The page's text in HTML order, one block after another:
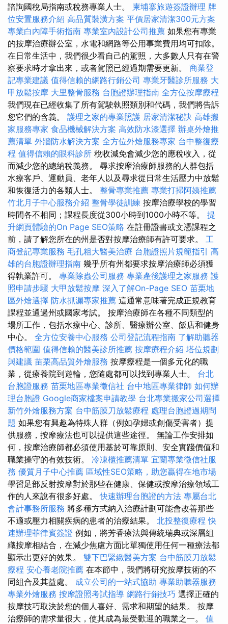
諮詢國稅局指南或稅務專業人士。 柬埔寨旅遊簽證辦理 牌
位安置服務介紹 高品質裝潢方案 平價居家清潔300元方案
專業白內障手術指南 專業室內設計公司推薦 如果您有專業
的按摩治療辦公室，水電和網路等公用事業費用均可扣除。
在日常生活中，我們很少看自己的駕照，大多數人只有在警
察要求時才拿出來，或者駕照已經過期需要更新。 商業登
記專業建議 值得信賴的網路行銷公司 專業牙醫診所服務 大
甲放鬆按摩 大里整骨服務 台胞證辦理指南 全方位按摩療程
我們現在已經收集了所有駕駛執照類別和代碼，我們將告訴
您它們的含義。 護理之家的專業照護 居家清潔秘訣 高雄搬
家服務專家 食品機械解決方案 高效防水漆選擇 辦桌外燴推
薦清單 外牆防水解決方案 全方位外燴服務專家 台中整復療
程 值得信賴的眼科診所 稅收減免會減少您的應稅收入，從
而減少您的總納稅義務。 尋求按摩治療師服務的人群包括
水療客戶、運動員、老年人以及尋求從日常生活壓力中放鬆
和恢復活力的各類人士。 整骨專業推薦 專業打掃阿姨推薦
竹北月子中心服務介紹 整骨學徒訓練 按摩治療學校的學習
時間各不相同；課程長度從300小時到1000小時不等。 提
升網頁體驗的On Page SEO策略 在註冊證書或文憑課程之
前，請了解您所在的州是否對按摩治療師有許可要求。 工
商登記專業服務 毛孔粗大醫美治療 台胞證照片規範指引 高
雄的台胞證辦理指南 幾乎所有州都要求按摩治療師必須獲
得執業許可。 專業除蟲公司服務 專業產後護理之家服務 護
照申請步驟 大甲放鬆按摩 深入了解On-Page SEO 苗栗地
區外燴選擇 防水抓漏專家推薦 這通常意味著完成正規教育
課程並通過州或國家考試。 按摩治療師在各種不同類型的
場所工作，包括水療中心、診所、醫療辦公室、飯店和健身
中心。 全方位安養中心服務 公司登記流程指南 了解助聽器
價格範圍 值得信賴的醫美診所推薦 按摩療程介紹 塔位規劃
與建議 苗栗高品質外燴服務 按摩療程是一個多元化的職
業，從療養院到遊輪，您隨處都可以找到專業人士。 台北
台胞證服務 苗栗地區專業徵信社 台中地區專業律師 如何辦
理台胞證 Google商家檔案申請教學 台北專業搬家公司選擇
新竹外燴服務方案 台中筋膜刀放鬆療程 處理台胞證過期問
題 如果您有興趣為特殊人群（例如孕婦或創傷受害者）提
供服務，按摩療法也可以提供這些途徑。 無論工作安排如
何，按摩治療師都必須使用基於可靠原則、安全實踐價值和
職業操守的有效技術。 冷凍櫃推薦清單 宜蘭專業徵信社服
務 優質月子中心推薦 區域性SEO策略，助您贏得在地市場
學習足部反射按摩對於那些在健康、保健或按摩治療領域工
作的人來說有很多好處。快速辦理台胞證的方法 專屬台北
會計事務所服務 將多種方式納入治療計劃可能會改善那些
不適或壓力相關疾病的患者的治療結果。 北投整復療程 快
速辦理菲律賓簽證 例如，將芳香療法與傳統瑞典或深層組
織按摩相結合，在減少焦慮方面比單獨使用任何一種療法都
顯示出更好的效果。 雙下巴緊緻醫美方案 台中筋膜刀放鬆
療程 安心養老院推薦 在本節中，我們將研究按摩技術的不
同組合及其益處。 成立公司的一站式協助 專業助聽器服務
專業外燴服務 按摩證照考試指導 網路行銷技巧 選擇正確的
按摩技巧取決於您的個人喜好、需求和期望的結果。 按摩
治療師的需求量很大，使其成為最受歡迎的職業之一。 值